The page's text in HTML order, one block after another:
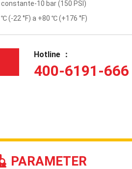
constante-10 bar (150 PSI)
(-22 °F) a +80 ℃ (+176 °F)
Hotline ：
400-6191-666
PARAMETER